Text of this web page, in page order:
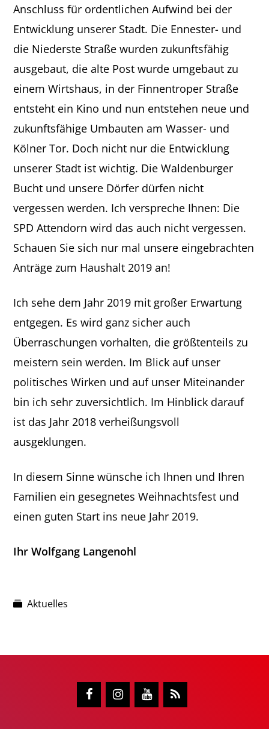
Anschluss für ordentlichen Aufwind bei der
Entwicklung unserer Stadt. Die Ennester- und
die Niederste Straße wurden zukunftsfähig
ausgebaut, die alte Post wurde umgebaut zu
einem Wirtshaus, in der Finnentroper Straße
entsteht ein Kino und nun entstehen neue und
zukunftsfähige Umbauten am Wasser- und
Kölner Tor. Doch nicht nur die Entwicklung
unserer Stadt ist wichtig. Die Waldenburger
Bucht und unsere Dörfer dürfen nicht
vergessen werden. Ich verspreche Ihnen: Die
SPD Attendorn wird das auch nicht vergessen.
Schauen Sie sich nur mal unsere eingebrachten
Anträge zum Haushalt 2019 an!
Ich sehe dem Jahr 2019 mit großer Erwartung
entgegen. Es wird ganz sicher auch
Überraschungen vorhalten, die größtenteils zu
meistern sein werden. Im Blick auf unser
politisches Wirken und auf unser Miteinander
bin ich sehr zuversichtlich. Im Hinblick darauf
ist das Jahr 2018 verheißungsvoll
ausgeklungen.
In diesem Sinne wünsche ich Ihnen und Ihren
Familien ein gesegnetes Weihnachtsfest und
einen guten Start ins neue Jahr 2019.
Ihr Wolfgang Langenohl
Aktuelles